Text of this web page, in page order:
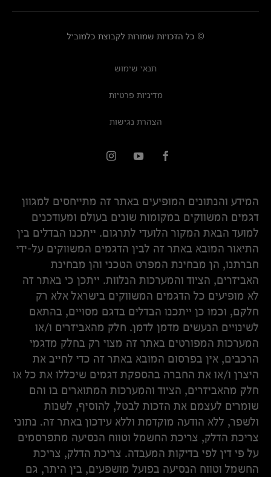
© כל הזכויות שמורות לקבוצת כלמוביל
תנאי שימוש
מדיניות פרטיות
הצהרת נגישות
המידע והנתונים המופיעים באתר זה מתייחסים למגוון
דגמים המשווקים במקומות שונים בעולם ומעודכנים
למועד הבאת המקור הלועדי לתרגום. ייתכנו הבדלים בין
התיאור המובא באתר זה לבין הדגמים המשווקים על-ידי
חברתנו, הן מבחינת המפרט הטכני והן מבחינת
האביזרים, הציוד והמערכות הנלוות. ייתכן כי באתר זה
לא מופיעים כל הדגמים המשווקים בישראל אלא רק
חלקם, וכמו כן ייתכנו הבדלים בדגם מסויים, בהתאם
לשינויים הנעשים מדמן לדמן. חלק מהאביזרים ו/או
המערכות המפורטים באתר זה מצוי רק בחלק מדגמי
הרכבים, אין בפרסום המובא באתר זה כדי לחייב את
היצרן ו/או את החברה בהספקת דגמים שיכללו את כל או
חלק מהאביזרים, הציוד והמערכות המתוארים בו והם
שומרים לעצמם את הזכות לבטל, להוסיף, לשנות
ולשפר, ללא הודעה מוקדמת וללא עידכון באתר זה. נתוני
צריכת הדלק, צריכת החשמל וטווח הנסיעה מתפרסמים
על פי דין לפי בדיקות המעבדה. צריכת הדלק, צריכת
החשמל וטווח הנסיעה בפועל מושפעים, בין היתר, גם